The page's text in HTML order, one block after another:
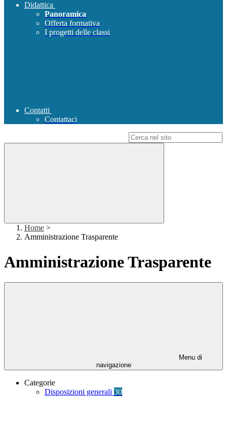
Didattica
Panoramica
Offerta formativa
I progetti delle classi
Contatti
Contattaci
Home >
Amministrazione Trasparente
Amministrazione Trasparente
Menu di
navigazione
Categorie
Disposizioni generali 30